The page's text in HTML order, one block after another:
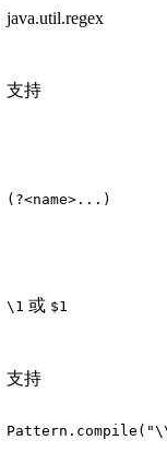
java.util.regex
支持
(?<name>...)
\1 或 $1
支持